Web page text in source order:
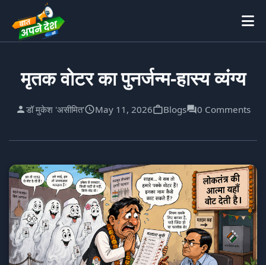
मृतक वोटर का पुनर्जन्म-हास्य व्यंग्य
डॉ मुकेश 'असीमित' May 11, 2026 Blogs 0 Comments